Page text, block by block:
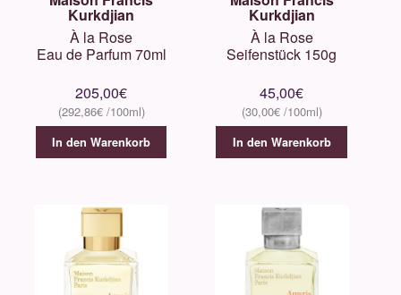
Kurkdjian
À la Rose
Eau de Parfum 70ml
205,00€
292,86€
In den Warenkorb
Kurkdjian
À la Rose
Seifenstück 150g
45,00€
30,00€
In den Warenkorb